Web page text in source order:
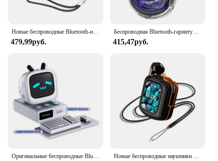
Новые беспроводные Bluetooth-наушники, спортивная гарнитура для занятий спортом на открытом воздухе 5,3 с зарядным устройством, ремешком с сенсорным управлением, наушники для музыки
479,99руб.
Беспроводная Bluetooth-гарнитура T8 с шумоподавлением и сенсорным управлением
415,47руб.
Оригинальные беспроводные Bluetooth-наушники билибили CUBEFACE с маленьким сенсорным ЖК-экраном Новые беспроводные наушники с умным сенсорным экраном и управлением через приложение TF-карта, режим локальной музыки, ENC, наушники с шумоподавлением